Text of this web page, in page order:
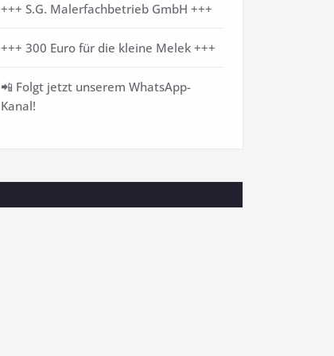
+++ S.G. Malerfachbetrieb GmbH +++
+++ 300 Euro für die kleine Melek +++
📲 Folgt jetzt unserem WhatsApp-
Kanal!